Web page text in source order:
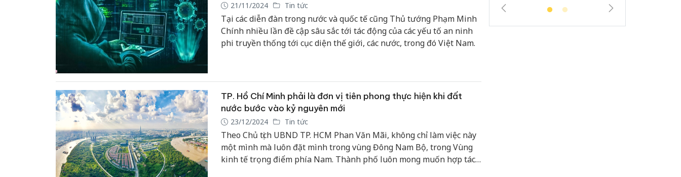
21/11/2024 Tin tức
Tại các diễn đàn trong nước và quốc tế cũng Thủ tướng Phạm Minh
Chính nhiều lần đề cập sâu sắc tới tác động của các yếu tố an ninh
phi truyền thống tới cục diện thế giới, các nước, trong đó Việt Nam.
TP. Hồ Chí Minh phải là đơn vị tiên phong thực hiện khi đất
nước bước vào kỷ nguyên mới
23/12/2024 Tin tức
Theo Chủ tịch UBND TP. HCM Phan Văn Mãi, không chỉ làm việc này
một mình mà luôn đặt mình trong vùng Đông Nam Bộ, trong Vùng
kinh tế trọng điểm phía Nam. Thành phố luôn mong muốn hợp tác